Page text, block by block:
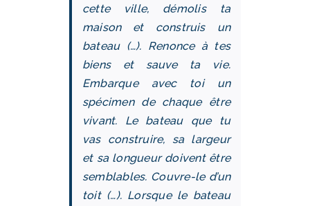
cette ville, démolis ta
maison et construis un
bateau (…). Renonce à tes
biens et sauve ta vie.
Embarque avec toi un
spécimen de chaque être
vivant. Le bateau que tu
vas construire, sa largeur
et sa longueur doivent être
semblables. Couvre-le d’un
toit (…). Lorsque le bateau